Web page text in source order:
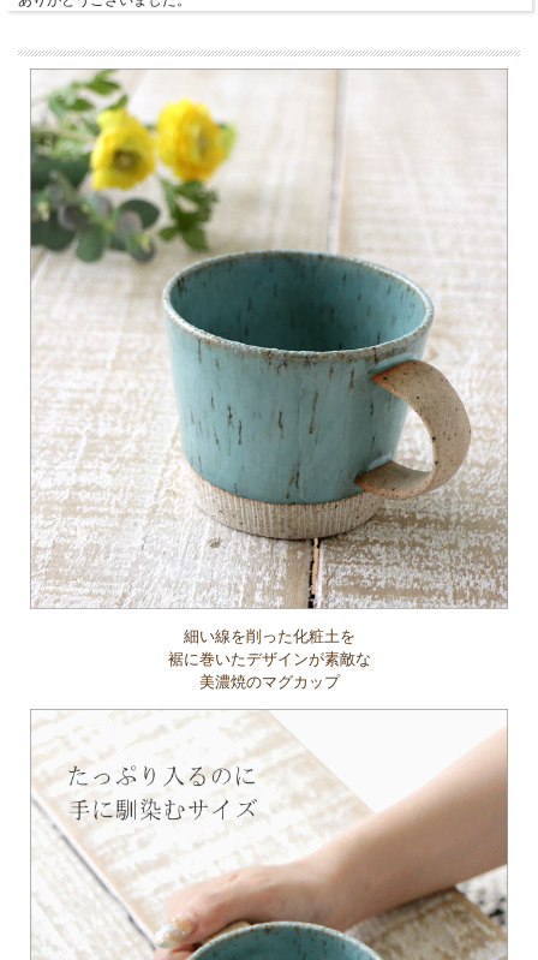
細い線を削った化粧土を
裾に巻いたデザインが素敵な
美濃焼のマグカップ